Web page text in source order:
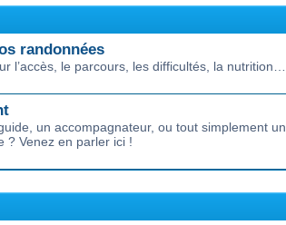
randonnées
l’accès, le parcours, les difficultés, la nutrition…
un accompagnateur, ou tout simplement
? Venez en parler ici !